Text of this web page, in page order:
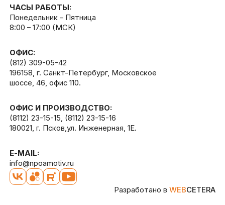
ЧАСЫ РАБОТЫ:
Понедельник – Пятница
8:00 – 17:00 (МСК)
ОФИС:
(812) 309-05-42
196158, г. Санкт-Петербург, Московское
шоссе, 46, офис 110.
ОФИС И ПРОИЗВОДСТВО:
(8112) 23-15-15, (8112) 23-15-16
180021, г. Псков,ул. Инженерная, 1Е.
E-MAIL:
info@npoamotiv.ru
Разработано вWEBCETERA